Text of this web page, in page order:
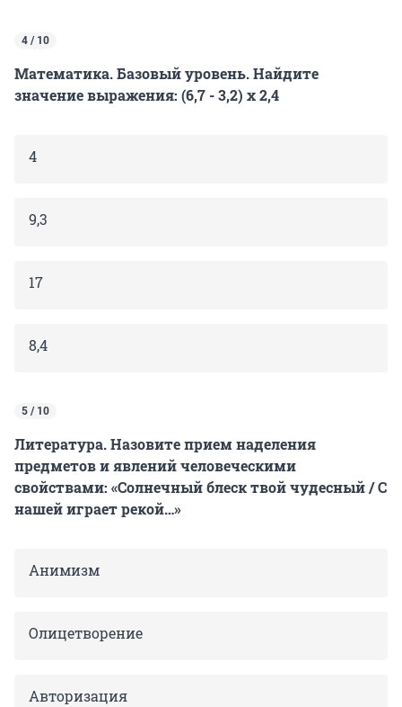
4 / 10
Математика. Базовый уровень. Найдите
значение выражения: (6,7 - 3,2) х 2,4
4
9,3
17
8,4
5 / 10
Литература. Назовите прием наделения
предметов и явлений человеческими
свойствами: «Солнечный блеск твой чудесный / С
нашей играет рекой…»
Анимизм
Олицетворение
Авторизация